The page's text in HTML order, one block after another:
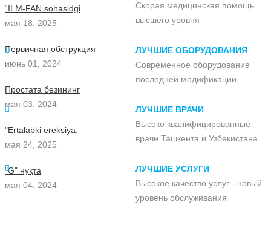
“ILM-FAN sohasidgi
мая 18, 2025
Первичная обструкция
июнь 01, 2024
Простата безининг
мая 03, 2024
"Ertalabki ereksiya:
мая 24, 2025
"G" нуқта
мая 04, 2024
Скорая медицинская помощь
высшего уровня
ЛУЧШИЕ ОБОРУДОВАНИЯ
Современное оборудование
последней модификации
ЛУЧШИЕ ВРАЧИ
Высоко квалифицированные
врачи Ташкента и Узбекистана
ЛУЧШИЕ УСЛУГИ
Высокое качество услуг - новый
уровень обслуживания